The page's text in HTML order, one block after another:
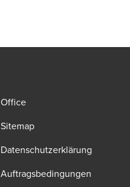
Office
Sitemap
Datenschutzerklärung
Auftragsbedingungen